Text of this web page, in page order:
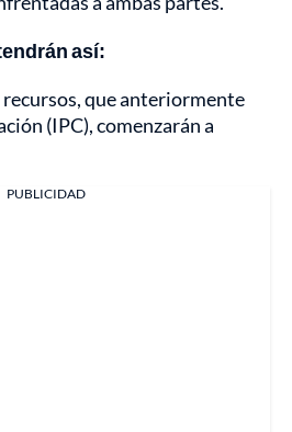
así:
recursos, que anteriormente
(IPC), comenzarán a
PUBLICIDAD